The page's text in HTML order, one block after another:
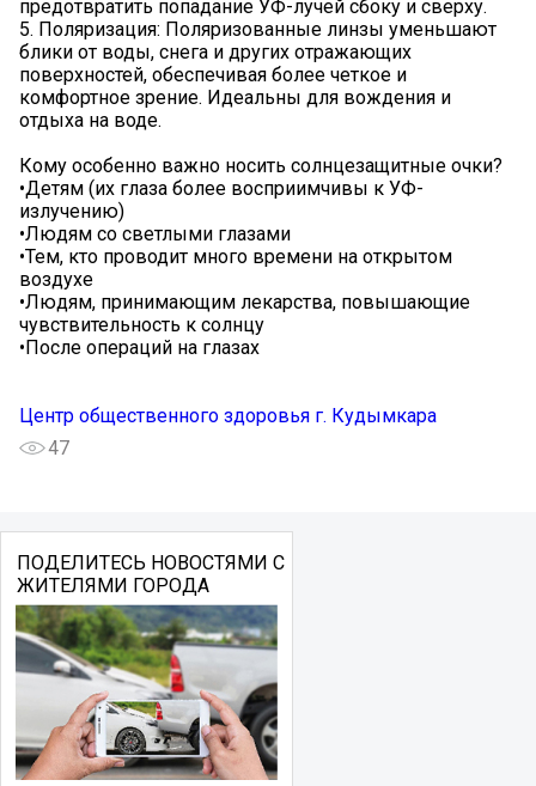
предотвратить попадание УФ-лучей сбоку и сверху.
5. Поляризация: Поляризованные линзы уменьшают
блики от воды, снега и других отражающих
поверхностей, обеспечивая более четкое и
комфортное зрение. Идеальны для вождения и
отдыха на воде.
Кому особенно важно носить солнцезащитные очки?
•Детям (их глаза более восприимчивы к УФ-
излучению)
•Людям со светлыми глазами
•Тем, кто проводит много времени на открытом
воздухе
•Людям, принимающим лекарства, повышающие
чувствительность к солнцу
•После операций на глазах
Центр общественного здоровья г. Кудымкара
47
ПОДЕЛИТЕСЬ НОВОСТЯМИ С
ЖИТЕЛЯМИ ГОРОДА